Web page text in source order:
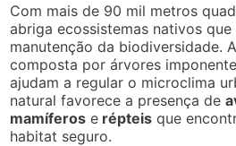
Com mais de 90 mil metros
abriga ecossistemas nativos que
manutenção da biodiversidade.
composta por árvores
ajudam a regular o microclima
natural favorece a presença de
mamíferos e répteis que
habitat seguro.